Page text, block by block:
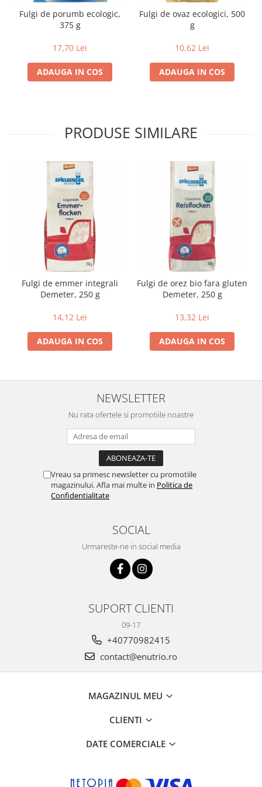
Lapte bio si bauturi vegetale
Sucuri din fructe si legume bio
Superalimente
Pudre proteice bio
Ulei de masline bio
Uleiuri esentiale alimentare bio
Uleiuri Oxyguard
Fulgi de porumb ecologic,
375 g
17,70 Lei
ADAUGA IN COS
Fulgi de ovaz ecologici, 500
g
10,62 Lei
ADAUGA IN COS
PRODUSE SIMILARE
Fulgi de emmer integrali
Demeter, 250 g
14,12 Lei
ADAUGA IN COS
Fulgi de orez bio fara gluten
Demeter, 250 g
13,32 Lei
ADAUGA IN COS
NEWSLETTER
Nu rata ofertele si promotiile noastre
Vreau sa primesc newsletter cu promotiile
magazinului. Afla mai multe in Politica de
Confidentialitate
SOCIAL
Urmareste-ne in social media
SUPORT CLIENTI
09-17
+40770982415
contact@enutrio.ro
MAGAZINUL MEU
CLIENTI
DATE COMERCIALE